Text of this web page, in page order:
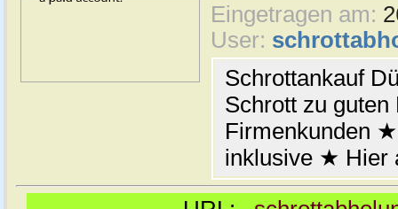
Eingetragen am:
User:
Schrottankauf
Schrott zu
Firmenkunden
inklusive ★ Hier